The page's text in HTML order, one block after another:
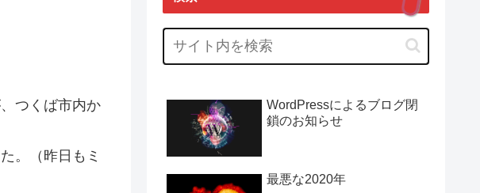
つくば市内か
。（昨日もミ
WordPressによるブログ閉
鎖のお知らせ
最悪な2020年